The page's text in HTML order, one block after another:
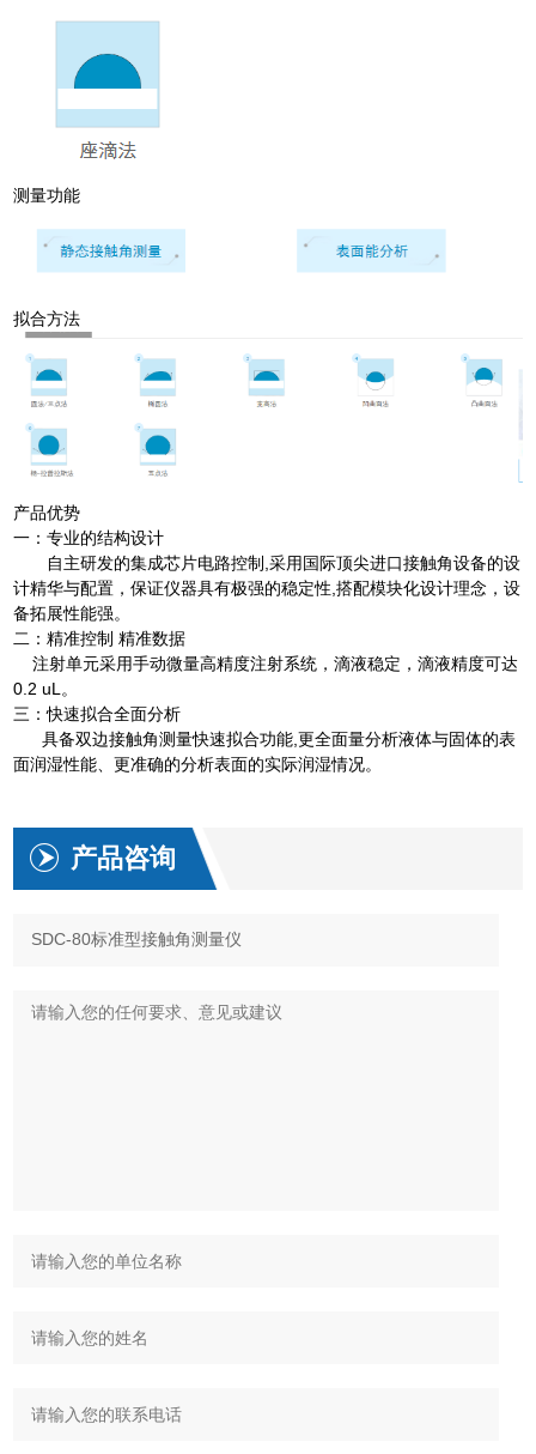
测量功能
拟合方法
产品优势
一：专业的结构设计
自主研发的集成芯片电路控制,采用国际顶尖进口接触角设备的设
计精华与配置，保证仪器具有极强的稳定性,搭配模块化设计理念，设
备拓展性能强。
二：精准控制 精准数据
注射单元采用手动微量高精度注射系统，滴液稳定，滴液精度可达
0.2 uL。
三：快速拟合全面分析
具备双边接触角测量快速拟合功能,更全面量分析液体与固体的表
面润湿性能、更准确的分析表面的实际润湿情况。
产品咨询